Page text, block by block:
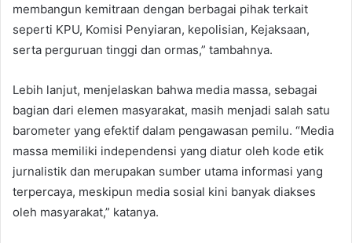
membangun kemitraan dengan berbagai pihak terkait
seperti KPU, Komisi Penyiaran, kepolisian, Kejaksaan,
serta perguruan tinggi dan ormas,” tambahnya.
Lebih lanjut, menjelaskan bahwa media massa, sebagai
bagian dari elemen masyarakat, masih menjadi salah satu
barometer yang efektif dalam pengawasan pemilu. “Media
massa memiliki independensi yang diatur oleh kode etik
jurnalistik dan merupakan sumber utama informasi yang
terpercaya, meskipun media sosial kini banyak diakses
oleh masyarakat,” katanya.